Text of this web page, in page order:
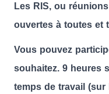
Les RIS, ou
ouvertes à toutes et
Vous pouvez
souhaitez. 9 heures
temps de travail (sur